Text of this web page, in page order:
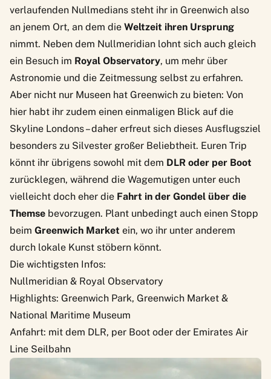
verlaufenden Nullmedians steht ihr in Greenwich also
an jenem Ort, an dem die Weltzeit ihren Ursprung
nimmt. Neben dem Nullmeridian lohnt sich auch gleich
ein Besuch im Royal Observatory, um mehr über
Astronomie und die Zeitmessung selbst zu erfahren.
Aber nicht nur Museen hat Greenwich zu bieten: Von
hier habt ihr zudem einen einmaligen Blick auf die
Skyline Londons – daher erfreut sich dieses Ausflugsziel
besonders zu Silvester großer Beliebtheit. Euren Trip
könnt ihr übrigens sowohl mit dem DLR oder per Boot
zurücklegen, während die Wagemutigen unter euch
vielleicht doch eher die Fahrt in der Gondel über die
Themse bevorzugen. Plant unbedingt auch einen Stopp
beim Greenwich Market ein, wo ihr unter anderem
durch lokale Kunst stöbern könnt.
Die wichtigsten Infos:
Nullmeridian & Royal Observatory
Highlights: Greenwich Park, Greenwich Market &
National Maritime Museum
Anfahrt: mit dem DLR, per Boot oder der Emirates Air
Line Seilbahn